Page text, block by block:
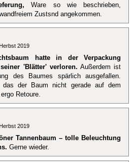
Ware so wie beschrieben,
Zustsnd angekommen.
2019
hatte in der Verpackung
'Blätter' verloren. Außerdem ist
des Baumes spärlich ausgefallen.
das der Baum nicht gerade auf dem
Retoure.
2019
Tannenbaum – tolle Beleuchtung
Gerne wieder.